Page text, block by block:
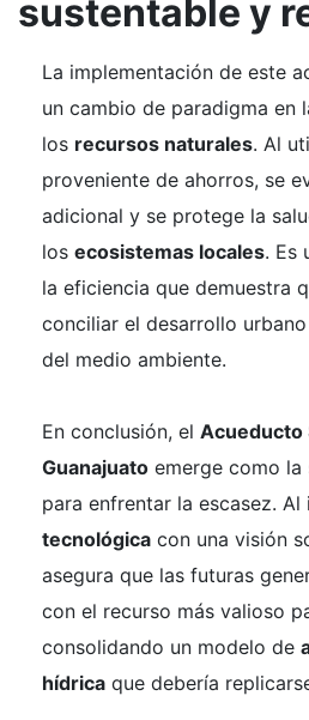
sustentable y
La implementación de este
un cambio de paradigma en
los recursos naturales. Al
proveniente de ahorros, se
adicional y se protege la
los ecosistemas locales. Es
la eficiencia que demuestra
conciliar el desarrollo
del medio ambiente.
En conclusión, el Acueducto
Guanajuato emerge como la
para enfrentar la escasez. Al
tecnológica con una visión
asegura que las futuras
con el recurso más valioso
consolidando un modelo de
hídrica que debería